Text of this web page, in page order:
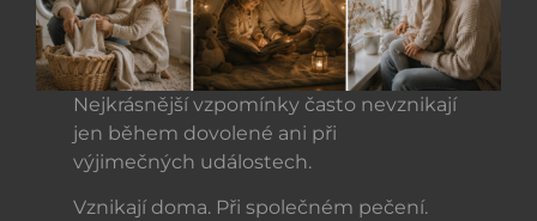
Nejkrásnější vzpomínky často nevznikají
jen během dovolené ani při
výjimečných událostech.
Vznikají doma. Při společném pečení.